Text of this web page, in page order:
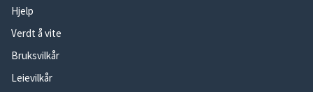
Hjelp
Verdt å vite
Bruksvilkår
Leievilkår